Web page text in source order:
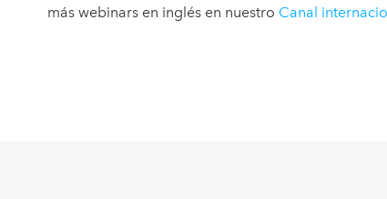
más webinars en inglés en nuestro Canal